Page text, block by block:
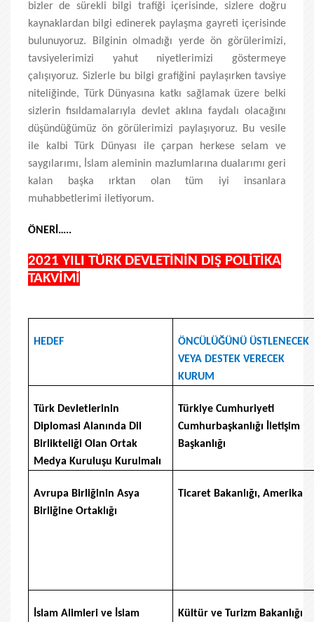
bizler de sürekli bilgi trafiği içerisinde, sizlere doğru
kaynaklardan bilgi edinerek paylaşma gayreti içerisinde
bulunuyoruz. Bilginin olmadığı yerde ön görülerimizi,
tavsiyelerimizi yahut niyetlerimizi göstermeye
çalışıyoruz. Sizlerle bu bilgi grafiğini paylaşırken tavsiye
niteliğinde, Türk Dünyasına katkı sağlamak üzere belki
sizlerin fısıldamalarıyla devlet aklına faydalı olacağını
düşündüğümüz ön görülerimizi paylaşıyoruz. Bu vesile
ile kalbi Türk Dünyası ile çarpan herkese selam ve
saygılarımı, İslam aleminin mazlumlarına dualarımı geri
kalan başka ırktan olan tüm iyi insanlara
muhabbetlerimi iletiyorum.
ÖNERİ…..
2021 YILI TÜRK DEVLETİNİN DIŞ POLİTİKA
TAKVİMİ
HEDEF
ÖNCÜLÜĞÜNÜ ÜSTLENECEK
VEYA DESTEK VERECEK
KURUM
Türk Devletlerinin
Diplomasi Alanında Dil
Birlikteliği Olan Ortak
Medya Kuruluşu Kurulmalı
Türkiye Cumhuriyeti
Cumhurbaşkanlığı İletişim
Başkanlığı
Avrupa Birliğinin Asya
Birliğine Ortaklığı
Ticaret Bakanlığı, Amerika
İslam Alimleri ve İslam
Kültür ve Turizm Bakanlığı